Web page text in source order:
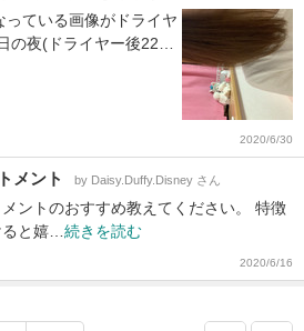
っている画像がドライヤ
の夜(ドライヤー後22…
2020/6/30
メント by Daisy.Duffy.Disney さん
ントのおすすめ教えてください。 特徴
と嬉… 続きを読む
2020/6/16